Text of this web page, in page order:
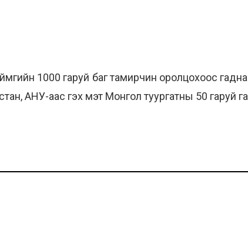
1000 гаруй баг тамирчин оролцохоос
АНУ-аас гэх мэт Монгол туургатны 50 гаруй